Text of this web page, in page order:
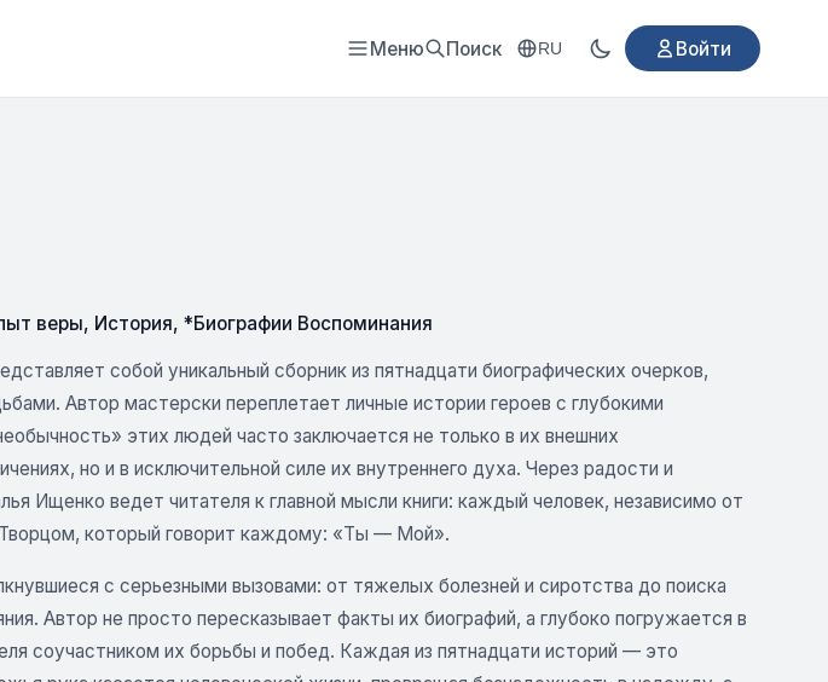
Меню Поиск RU Войти
веры, История, *Биографии Воспоминания
собой уникальный сборник из пятнадцати биографических очерков,
Автор мастерски переплетает личные истории героев с глубокими
этих людей часто заключается не только в их внешних
но и в исключительной силе их внутреннего духа. Через радости и
Ищенко ведет читателя к главной мысли книги: каждый человек, независимо от
который говорит каждому: «Ты — Мой».
с серьезными вызовами: от тяжелых болезней и сиротства до поиска
Автор не просто пересказывает факты их биографий, а глубоко погружается в
соучастником их борьбы и побед. Каждая из пятнадцати историй — это